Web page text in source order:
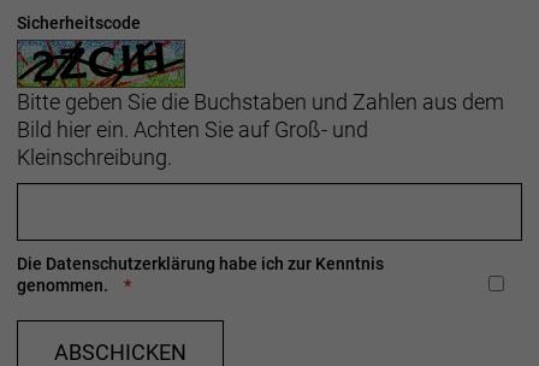
Sicherheitscode
Bitte geben Sie die Buchstaben und Zahlen aus dem
Bild hier ein. Achten Sie auf Groß- und
Kleinschreibung.
Die Datenschutzerklärung habe ich zur Kenntnis
genommen.
ABSCHICKEN